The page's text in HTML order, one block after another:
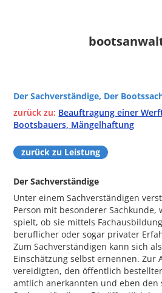
Der Sachverständige, Der
zurück zu: Beauftragung einer
Bootsbauers, Mängelhaftung
zurück zu Leistung
Der Sachverständige
Unter einem Sachverständigen
Person mit besonderer Sachkunde,
spielt, ob sie mittels
beruflicher oder sogar privater
Zum Sachverständigen kann sich
Einschätzung selbst ernennen. Zur
vereidigten, den öffentlich
amtlich anerkannten und eben den